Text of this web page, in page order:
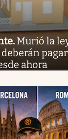
. Murió la
ahora